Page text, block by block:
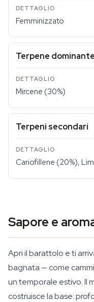
Femminizzato
Terpene dominante
Mircene (30%)
Terpeni secondari
Cariofillene (20%),
Sapore e
Apri il barattolo e ti
bagnata — come
un temporale estivo. Il
costruisce la base: